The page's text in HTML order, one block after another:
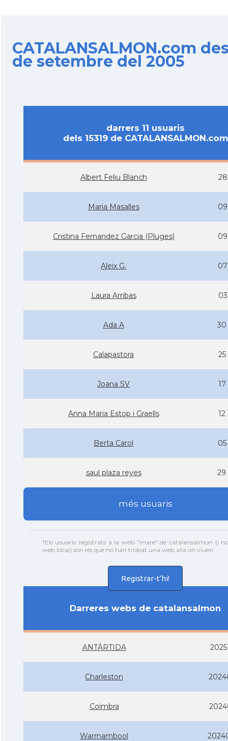
CATALANSALMON.com
de setembre del 2005
darrers 11 usuaris
dels 15319 de CATALANSALMON.com
Albert Feliu Blanch
Maria Masalles
Cristina Fernandez Garcia (Pluges)
Aleix G.
Laura Arribas
Ada A 30
Calapastora
Joana SV
Anna Maria Estop i Graells
Berta Carol
saul plaza reyes 29
més usuaris
*Els usuaris registrats a la web "mare" de catalansalmon (i
web local) són els que no han trobat una web allà on viuen
Registrar-t'hi!
Darreres webs de catalansalmon
ANTÀRTIDA
Charleston
Coimbra
Warrnambool